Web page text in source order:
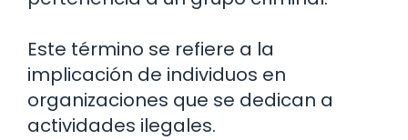
Este término se refiere a la
implicación de individuos en
organizaciones que se dedican a
actividades ilegales.